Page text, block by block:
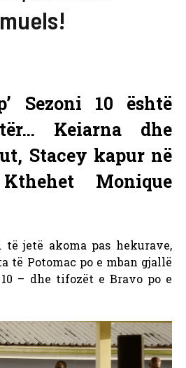
Sezoni 10 është
Keiarna dhe
Stacey kapur në
Monique
të jetë akoma pas hekurave,
të Potomac po e mban gjallë
– dhe tifozët e Bravo po e